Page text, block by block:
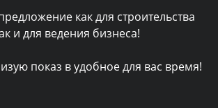
как для строительства
и для ведения бизнеса!
показ в удобное для вас время!